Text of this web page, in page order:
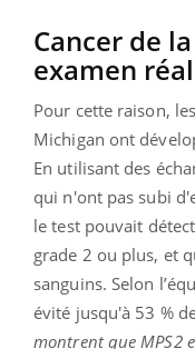
Cancer de
examen
Pour cette raison,
Michigan ont
En utilisant des
qui n'ont pas subi
le test pouvait
grade 2 ou plus, et
sanguins. Selon
évité jusqu'à 53 %
montrent que MPS2